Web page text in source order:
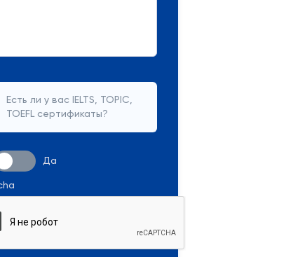
Есть ли у вас IELTS, TOPIC,
TOEFL сертификаты?
Да